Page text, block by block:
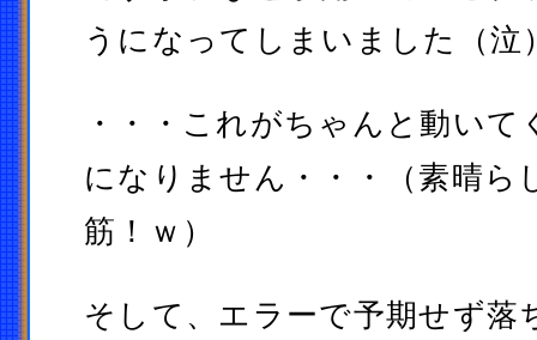
うになってしまいました（泣
・・・これがちゃんと動い
になりません・・・（素晴ら
筋！ｗ）
そして、エラーで予期せず落